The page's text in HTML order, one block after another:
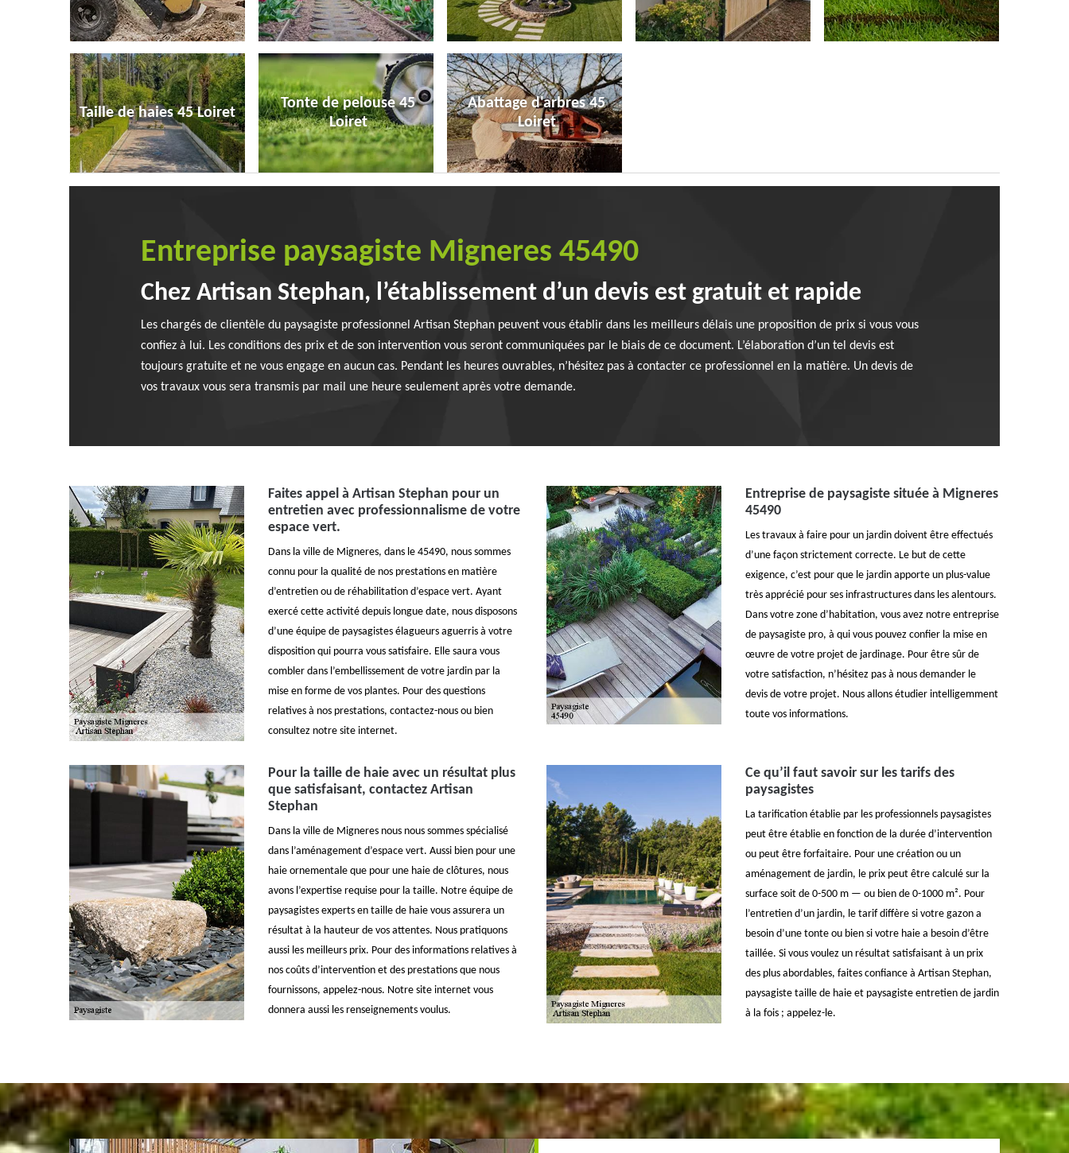
Taille de haies 45 Loiret
Tonte de pelouse 45
Loiret
Abattage d'arbres 45
Loiret
Entreprise paysagiste Migneres 45490
Chez Artisan Stephan, l’établissement d’un devis est gratuit et rapide
Les chargés de clientèle du paysagiste professionnel Artisan Stephan peuvent vous établir dans les meilleurs délais une proposition de prix si vous vous
confiez à lui. Les conditions des prix et de son intervention vous seront communiquées par le biais de ce document. L’élaboration d’un tel devis est
toujours gratuite et ne vous engage en aucun cas. Pendant les heures ouvrables, n’hésitez pas à contacter ce professionnel en la matière. Un devis de
vos travaux vous sera transmis par mail une heure seulement après votre demande.
Faites appel à Artisan Stephan pour un
entretien avec professionnalisme de votre
espace vert.
Dans la ville de Migneres, dans le 45490, nous sommes
connu pour la qualité de nos prestations en matière
d’entretien ou de réhabilitation d’espace vert. Ayant
exercé cette activité depuis longue date, nous disposons
d’une équipe de paysagistes élagueurs aguerris à votre
disposition qui pourra vous satisfaire. Elle saura vous
combler dans l’embellissement de votre jardin par la
mise en forme de vos plantes. Pour des questions
relatives à nos prestations, contactez-nous ou bien
consultez notre site internet.
Entreprise de paysagiste située à Migneres
45490
Les travaux à faire pour un jardin doivent être effectués
d’une façon strictement correcte. Le but de cette
exigence, c’est pour que le jardin apporte un plus-value
très apprécié pour ses infrastructures dans les alentours.
Dans votre zone d’habitation, vous avez notre entreprise
de paysagiste pro, à qui vous pouvez confier la mise en
œuvre de votre projet de jardinage. Pour être sûr de
votre satisfaction, n’hésitez pas à nous demander le
devis de votre projet. Nous allons étudier intelligemment
toute vos informations.
Pour la taille de haie avec un résultat plus
que satisfaisant, contactez Artisan
Stephan
Dans la ville de Migneres nous nous sommes spécialisé
dans l’aménagement d’espace vert. Aussi bien pour une
haie ornementale que pour une haie de clôtures, nous
avons l’expertise requise pour la taille. Notre équipe de
paysagistes experts en taille de haie vous assurera un
résultat à la hauteur de vos attentes. Nous pratiquons
aussi les meilleurs prix. Pour des informations relatives à
nos coûts d’intervention et des prestations que nous
fournissons, appelez-nous. Notre site internet vous
donnera aussi les renseignements voulus.
Ce qu’il faut savoir sur les tarifs des
paysagistes
La tarification établie par les professionnels paysagistes
peut être établie en fonction de la durée d’intervention
ou peut être forfaitaire. Pour une création ou un
aménagement de jardin, le prix peut être calculé sur la
surface soit de 0-500 m — ou bien de 0-1000 m². Pour
l’entretien d’un jardin, le tarif diffère si votre gazon a
besoin d’une tonte ou bien si votre haie a besoin d’être
taillée. Si vous voulez un résultat satisfaisant à un prix
des plus abordables, faites confiance à Artisan Stephan,
paysagiste taille de haie et paysagiste entretien de jardin
à la fois ; appelez-le.